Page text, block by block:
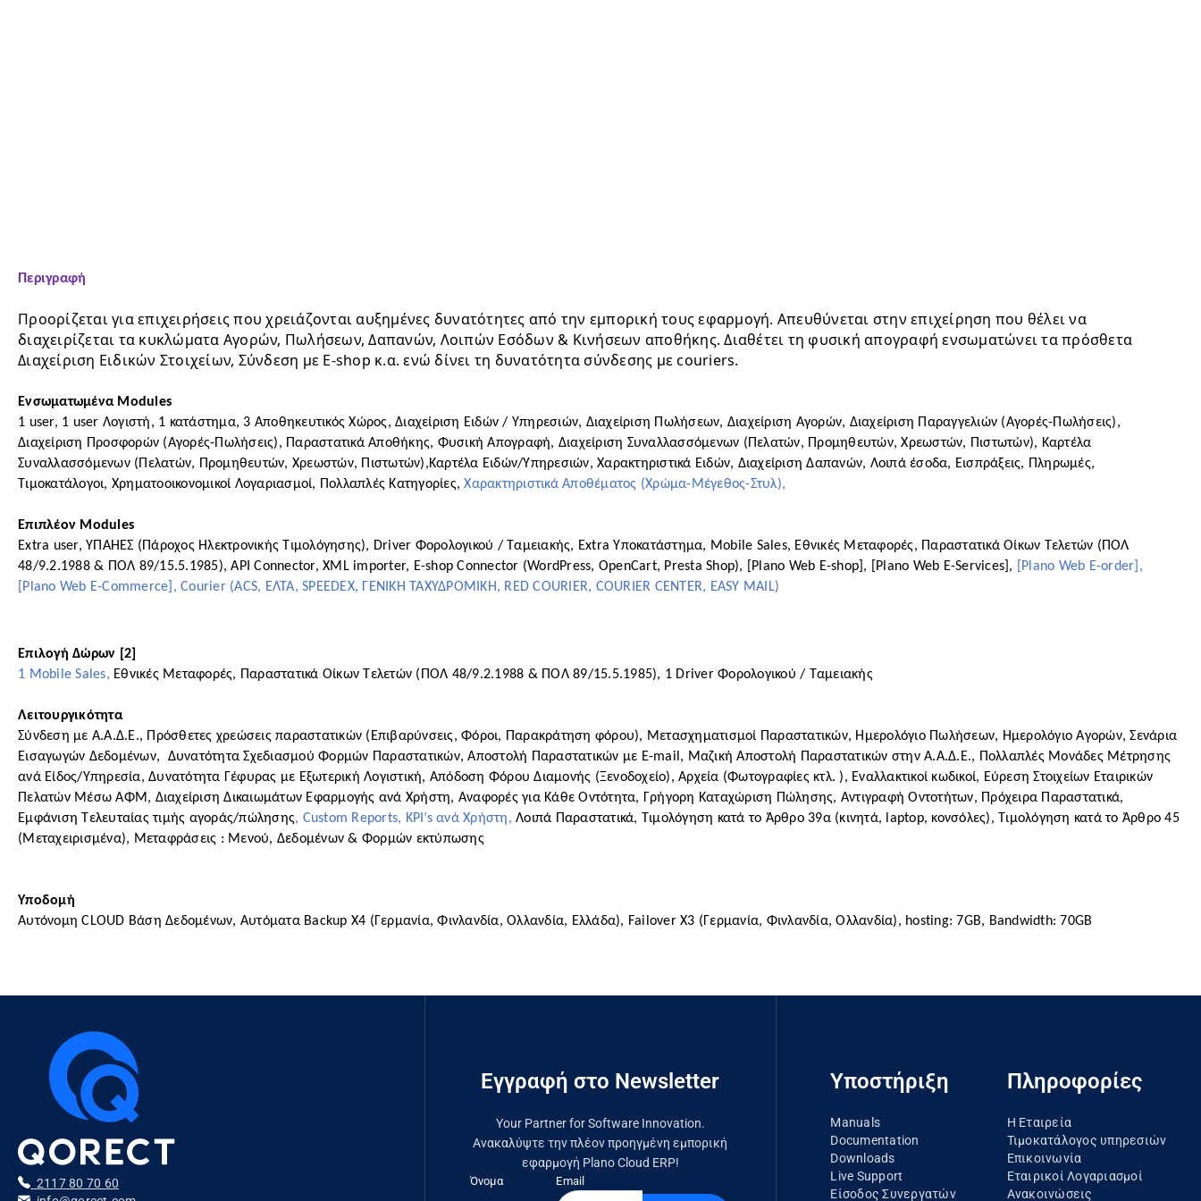
Περιγραφή
Προορίζεται για επιχειρήσεις που χρειάζονται αυξημένες δυνατότητες από την εμπορική τους εφαρμογή. Απευθύνεται στην επιχείρηση που θέλει να
διαχειρίζεται τα κυκλώματα Αγορών, Πωλήσεων, Δαπανών, Λοιπών Εσόδων & Κινήσεων αποθήκης. Διαθέτει τη φυσική απογραφή ενσωματώνει τα πρόσθετα
Διαχείριση Ειδικών Στοιχείων, Σύνδεση με E-shop κ.α. ενώ δίνει τη δυνατότητα σύνδεσης με couriers.
Ενσωματωμένα Modules
1 user, 1 user Λογιστή, 1 κατάστημα, 3 Αποθηκευτικός Χώρος, Διαχείριση Ειδών / Υπηρεσιών, Διαχείριση Πωλήσεων, Διαχείριση Αγορών, Διαχείριση Παραγγελιών (Αγορές-Πωλήσεις),
Διαχείριση Προσφορών (Αγορές-Πωλήσεις), Παραστατικά Αποθήκης, Φυσική Απογραφή, Διαχείριση Συναλλασσόμενων (Πελατών, Προμηθευτών, Χρεωστών, Πιστωτών), Καρτέλα
Συναλλασσόμενων (Πελατών, Προμηθευτών, Χρεωστών, Πιστωτών),Καρτέλα Ειδών/Υπηρεσιών, Χαρακτηριστικά Ειδών, Διαχείριση Δαπανών, Λοιπά έσοδα, Εισπράξεις, Πληρωμές,
Τιμοκατάλογοι, Χρηματοοικονομικοί Λογαριασμοί, Πολλαπλές Κατηγορίες, Χαρακτηριστικά Αποθέματος (Χρώμα-Μέγεθος-Στυλ),
Επιπλέον Modules
Extra user, ΥΠΑΗΕΣ (Πάροχος Ηλεκτρονικής Τιμολόγησης), Driver Φορολογικού / Ταμειακής, Extra Υποκατάστημα, Mobile Sales, Εθνικές Μεταφορές, Παραστατικά Οίκων Τελετών (ΠΟΛ
48/9.2.1988 & ΠΟΛ 89/15.5.1985), API Connector, XML importer, E-shop Connector (WordPress, OpenCart, Presta Shop), [Plano Web E-shop], [Plano Web E-Services],
[Plano Web E-order],
[Plano Web E-Commerce], Courier (ACS, ΕΛΤΑ, SPEEDEX, ΓΕΝΙΚΗ ΤΑΧΥΔΡΟΜΙΚΗ, RED COURIER, COURIER CENTER, EASY MAIL)
Επιλογή Δώρων [2]
1 Mobile Sales, Εθνικές Μεταφορές, Παραστατικά Οίκων Τελετών (ΠΟΛ 48/9.2.1988 & ΠΟΛ 89/15.5.1985), 1 Driver Φορολογικού / Ταμειακής
Λειτουργικότητα
Σύνδεση με Α.Α.Δ.Ε., Πρόσθετες χρεώσεις παραστατικών (Επιβαρύνσεις, Φόροι, Παρακράτηση φόρου), Μετασχηματισμοί Παραστατικών, Ημερολόγιο Πωλήσεων, Ημερολόγιο Αγορών, Σενάρια
Εισαγωγών Δεδομένων,  Δυνατότητα Σχεδιασμού Φορμών Παραστατικών, Αποστολή Παραστατικών με E-mail, Μαζική Αποστολή Παραστατικών στην Α.Α.Δ.Ε., Πολλαπλές Μονάδες Μέτρησης
ανά Είδος/Υπηρεσία, Δυνατότητα Γέφυρας με Εξωτερική Λογιστική, Απόδοση Φόρου Διαμονής (Ξενοδοχείο), Αρχεία (Φωτογραφίες κτλ. ), Εναλλακτικοί κωδικοί, Εύρεση Στοιχείων Εταιρικών
Πελατών Μέσω ΑΦΜ, Διαχείριση Δικαιωμάτων Εφαρμογής ανά Χρήστη, Αναφορές για Κάθε Οντότητα, Γρήγορη Καταχώριση Πώλησης, Αντιγραφή Οντοτήτων, Πρόχειρα Παραστατικά,
Εμφάνιση Τελευταίας τιμής αγοράς/πώλησης, Custom Reports, KPI’s ανά Χρήστη, Λοιπά Παραστατικά, Τιμολόγηση κατά το Άρθρο 39α (κινητά, laptop, κονσόλες), Τιμολόγηση κατά το Άρθρο 45
(Μεταχειρισμένα), Μεταφράσεις : Μενού, Δεδομένων & Φορμών εκτύπωσης
Υποδομή
Αυτόνομη CLOUD Βάση Δεδομένων, Αυτόματα Backup Χ4 (Γερμανία, Φινλανδία, Ολλανδία, Ελλάδα), Failover X3 (Γερμανία, Φινλανδία, Ολλανδία), hosting: 7GB, Bandwidth: 70GB
2117 80 70 60
Εγγραφή στο Newsletter
Your Partner for Software Innovation.
Ανακαλύψτε την πλέον προηγμένη εμπορική
εφαρμογή Plano Cloud ERP!
Όνομα Email
Υποστήριξη
Manuals
Documentation
Downloads
Live Support
Είσοδος Συνεργατών
Πληροφορίες
Η Εταιρεία
Τιμοκατάλογος υπηρεσιών
Επικοινωνία
Εταιρικοί Λογαριασμοί
Ανακοινώσεις